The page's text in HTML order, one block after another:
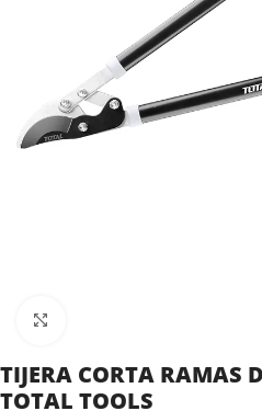
TIJERA CORTA RAMAS
TOTAL TOOLS